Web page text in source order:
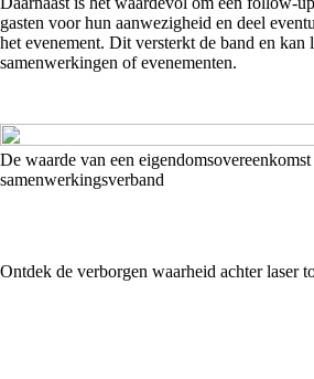
gasten voor hun aanwezigheid en deel
het evenement. Dit versterkt de band en kan
samenwerkingen of evenementen.
De waarde van een eigendomsovereenkomst
samenwerkingsverband
Ontdek de verborgen waarheid achter laser